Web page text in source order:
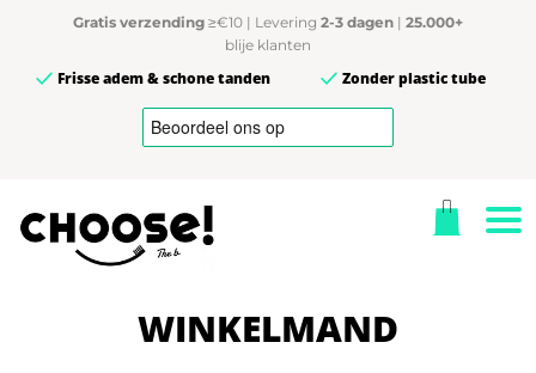
Gratis verzending ≥€10 | Levering 2-3 dagen | 25.000+
blije klanten
Frisse adem & schone tanden Zonder plastic tube
WINKELMAND